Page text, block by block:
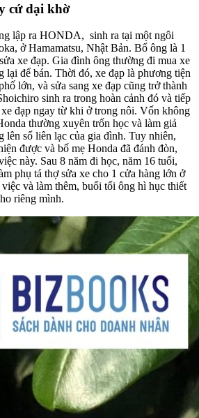
cứ dại khờ
lập ra HONDA, sinh ra tại một ngôi
ở Hamamatsu, Nhật Bản. Bố ông là 1
xe đạp. Gia đình ông thường đi mua xe
lại để bán. Thời đó, xe đạp là phương tiện
lớn, và sửa sang xe đạp cũng trở thành
sinh ra trong hoàn cảnh đó và tiếp
đạp ngay từ khi ở trong nôi. Vốn không
thường xuyên trốn học và làm giả
lên sổ liên lạc của gia đình. Tuy nhiên,
được và bố mẹ Honda đã đánh đòn,
này. Sau 8 năm đi học, năm 16 tuổi,
phụ tá thợ sửa xe cho 1 cửa hàng lớn ở
và làm thêm, buổi tối ông hì hục thiết
riêng mình.